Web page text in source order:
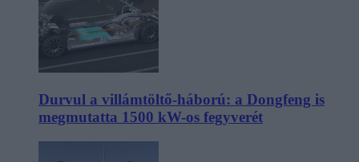
Durvul a villámtöltő-háború: a Dongfeng is
megmutatta 1500 kW-os fegyverét